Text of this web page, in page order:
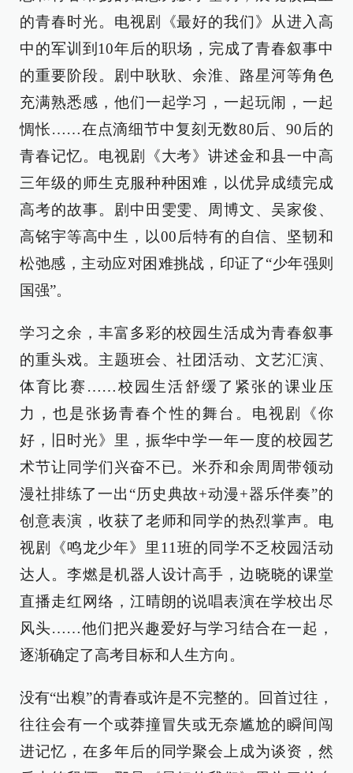
的青春时光。电视剧《最好的我们》从进入高
中的军训到10年后的职场，完成了青春叙事中
的重要阶段。剧中耿耿、余淮、路星河等角色
充满熟悉感，他们一起学习，一起玩闹，一起
惆怅……在点滴细节中复刻无数80后、90后的
青春记忆。电视剧《大考》讲述金和县一中高
三年级的师生克服种种困难，以优异成绩完成
高考的故事。剧中田雯雯、周博文、吴家俊、
高铭宇等高中生，以00后特有的自信、坚韧和
松弛感，主动应对困难挑战，印证了“少年强则
国强”。
学习之余，丰富多彩的校园生活成为青春叙事
的重头戏。主题班会、社团活动、文艺汇演、
体育比赛……校园生活舒缓了紧张的课业压
力，也是张扬青春个性的舞台。电视剧《你
好，旧时光》里，振华中学一年一度的校园艺
术节让同学们兴奋不已。米乔和余周周带领动
漫社排练了一出“历史典故+动漫+器乐伴奏”的
创意表演，收获了老师和同学的热烈掌声。电
视剧《鸣龙少年》里11班的同学不乏校园活动
达人。李燃是机器人设计高手，边晓晓的课堂
直播走红网络，江晴朗的说唱表演在学校出尽
风头……他们把兴趣爱好与学习结合在一起，
逐渐确定了高考目标和人生方向。
没有“出糗”的青春或许是不完整的。回首过往，
往往会有一个或莽撞冒失或无奈尴尬的瞬间闯
进记忆，在多年后的同学聚会上成为谈资，然